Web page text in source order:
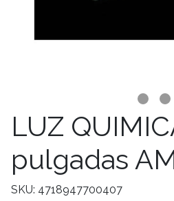
LUZ
pulgadas
SKU: 4718947700407